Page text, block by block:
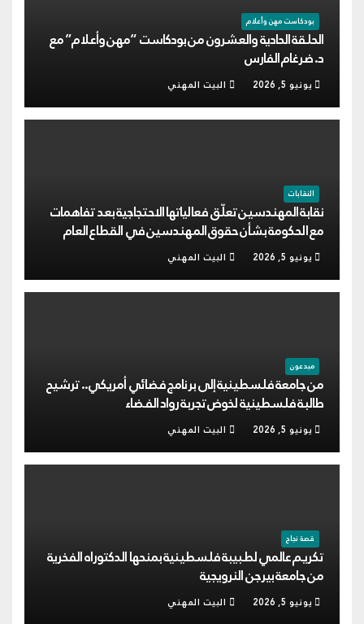
بودكاست مهن وأعلام
الحلقة الحادية والعشرون من بودكاست “مهن وأعلام” مع
د. ضرغام الفارس
يونيو 5, 2026 البيت المهني
النقابات
نقابة المهندسين تعلّق فعالياتها الاحتجاجية بعد تفاهمات
مع الحكومة بشأن حقوق المهندسين في القطاع العام
يونيو 5, 2026 البيت المهني
مبدعون
من جامعة فلسطينية إلى برنامج فضائي أمريكي.. ترشيح
طالبة فلسطينية لخوض تجربة رواد الفضاء
يونيو 5, 2026 البيت المهني
قصة نجاح
تكريم عالمي لطبيبة فلسطينية بمنحها الدكتوراه الفخرية
من جامعة بيرجن النرويجية
يونيو 5, 2026 البيت المهني